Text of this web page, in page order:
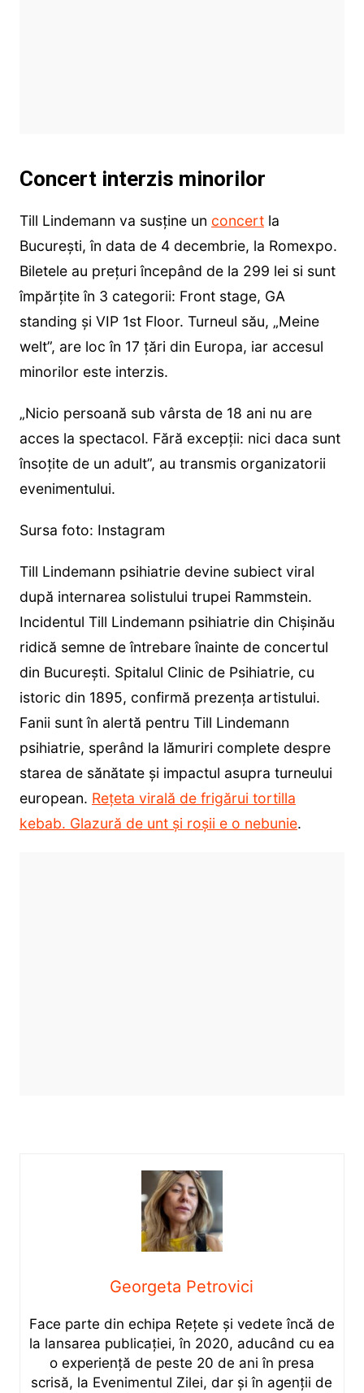
Concert interzis minorilor
Till Lindemann va susține un concertla
București, în data de 4 decembrie, la Romexpo.
Biletele au prețuri începând de la 299 lei si sunt
împărțite în 3 categorii: Front stage, GA
standing și VIP 1st Floor. Turneul său, „Meine
welt”, are loc în 17 țări din Europa, iar accesul
minorilor este interzis.
„Nicio persoană sub vârsta de 18 ani nu are
acces la spectacol. Fără excepții: nici daca sunt
însoțite de un adult”, au transmis organizatorii
evenimentului.
Sursa foto: Instagram
Till Lindemann psihiatrie devine subiect viral
după internarea solistului trupei Rammstein.
Incidentul Till Lindemann psihiatrie din Chișinău
ridică semne de întrebare înainte de concertul
din București. Spitalul Clinic de Psihiatrie, cu
istoric din 1895, confirmă prezența artistului.
Fanii sunt în alertă pentru Till Lindemann
psihiatrie, sperând la lămuriri complete despre
starea de sănătate și impactul asupra turneului
european. Rețeta virală de frigărui tortilla
kebab. Glazură de unt și roșii e o nebunie.
Georgeta Petrovici
Face parte din echipa Rețete și vedete încă de
la lansarea publicației, în 2020, aducând cu ea
o experiență de peste 20 de ani în presa
scrisă, la Evenimentul Zilei, dar și în agenții de